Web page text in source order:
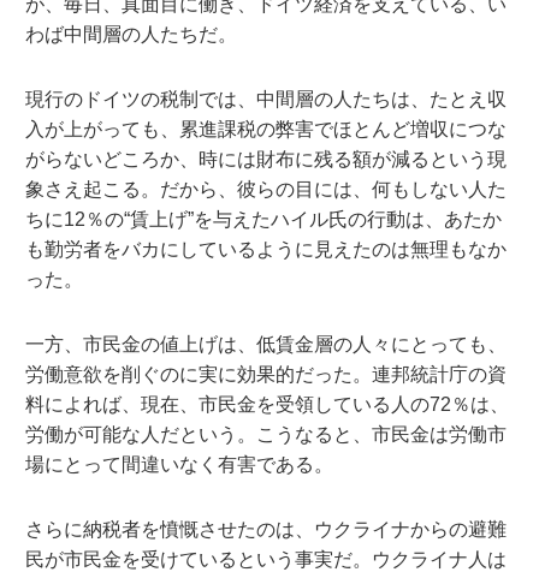
が、毎日、真面目に働き、ドイツ経済を支えている、い
わば中間層の人たちだ。
現行のドイツの税制では、中間層の人たちは、たとえ収
入が上がっても、累進課税の弊害でほとんど増収につな
がらないどころか、時には財布に残る額が減るという現
象さえ起こる。だから、彼らの目には、何もしない人た
ちに12％の“賃上げ”を与えたハイル氏の行動は、あたか
も勤労者をバカにしているように見えたのは無理もなか
った。
一方、市民金の値上げは、低賃金層の人々にとっても、
労働意欲を削ぐのに実に効果的だった。連邦統計庁の資
料によれば、現在、市民金を受領している人の72％は、
労働が可能な人だという。こうなると、市民金は労働市
場にとって間違いなく有害である。
さらに納税者を憤慨させたのは、ウクライナからの避難
民が市民金を受けているという事実だ。ウクライナ人は